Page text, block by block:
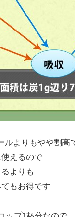
ルよりもやや割高
えるので
よりも
もお得です